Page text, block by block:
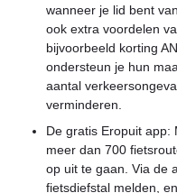
wanneer je lid bent
ook extra voordelen
bijvoorbeeld korting
ondersteun je hun
aantal
verminderen.
De gratis Eropuit app:
meer dan 700
op uit te gaan. Via de
fietsdiefstal melden,